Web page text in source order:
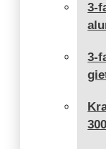
3-
3-